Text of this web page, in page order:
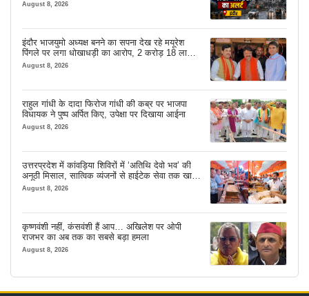
August 8, 2026
इंदौर भाजयुमो अध्यक्ष बनने का सपना देख रहे मयूरेश
पिंगले पर लगा धोखाधड़ी का आरोप, 2 करोड़ 18 लाख
लेने के बाद भी नहीं दिया जमीन का कब्जा
August 8, 2026
राहुल गांधी के दादा फिरोज गांधी की कब्र पर भाजपा
विधायक ने पुष्प अर्पित किए, उपेक्षा पर दिखाया आईना
August 8, 2026
उत्तरप्रदेश में कांवड़िया शिविरों में ‘अतिथि देवो भव’ की
अनूठी मिसाल, सात्विक व्यंजनों से हाईटेक सेवा तक खास
इंतजाम
August 8, 2026
कृष्णवंशी नहीं, कंसवंशी हैं आप… अखिलेश पर ओपी
राजभर का अब तक का सबसे बड़ा हमला
August 8, 2026